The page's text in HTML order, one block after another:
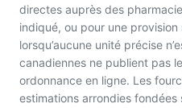
directes auprès des
indiqué, ou pour une
lorsqu’aucune unité précise
canadiennes ne publient pas
ordonnance en ligne. Les
estimations arrondies